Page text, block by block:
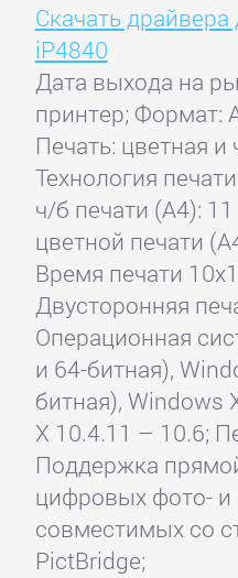
Скачать
iP4840
Дата выхода на
принтер; Формат:
Печать: цветная и
Технология
ч/б печати (А4):
цветной печати
Время печати
Двусторонняя
Операционная
и 64-битная),
битная), Windows
X 10.4.11 – 10.6;
Поддержка
цифровых фото- и
совместимых со
PictBridge;